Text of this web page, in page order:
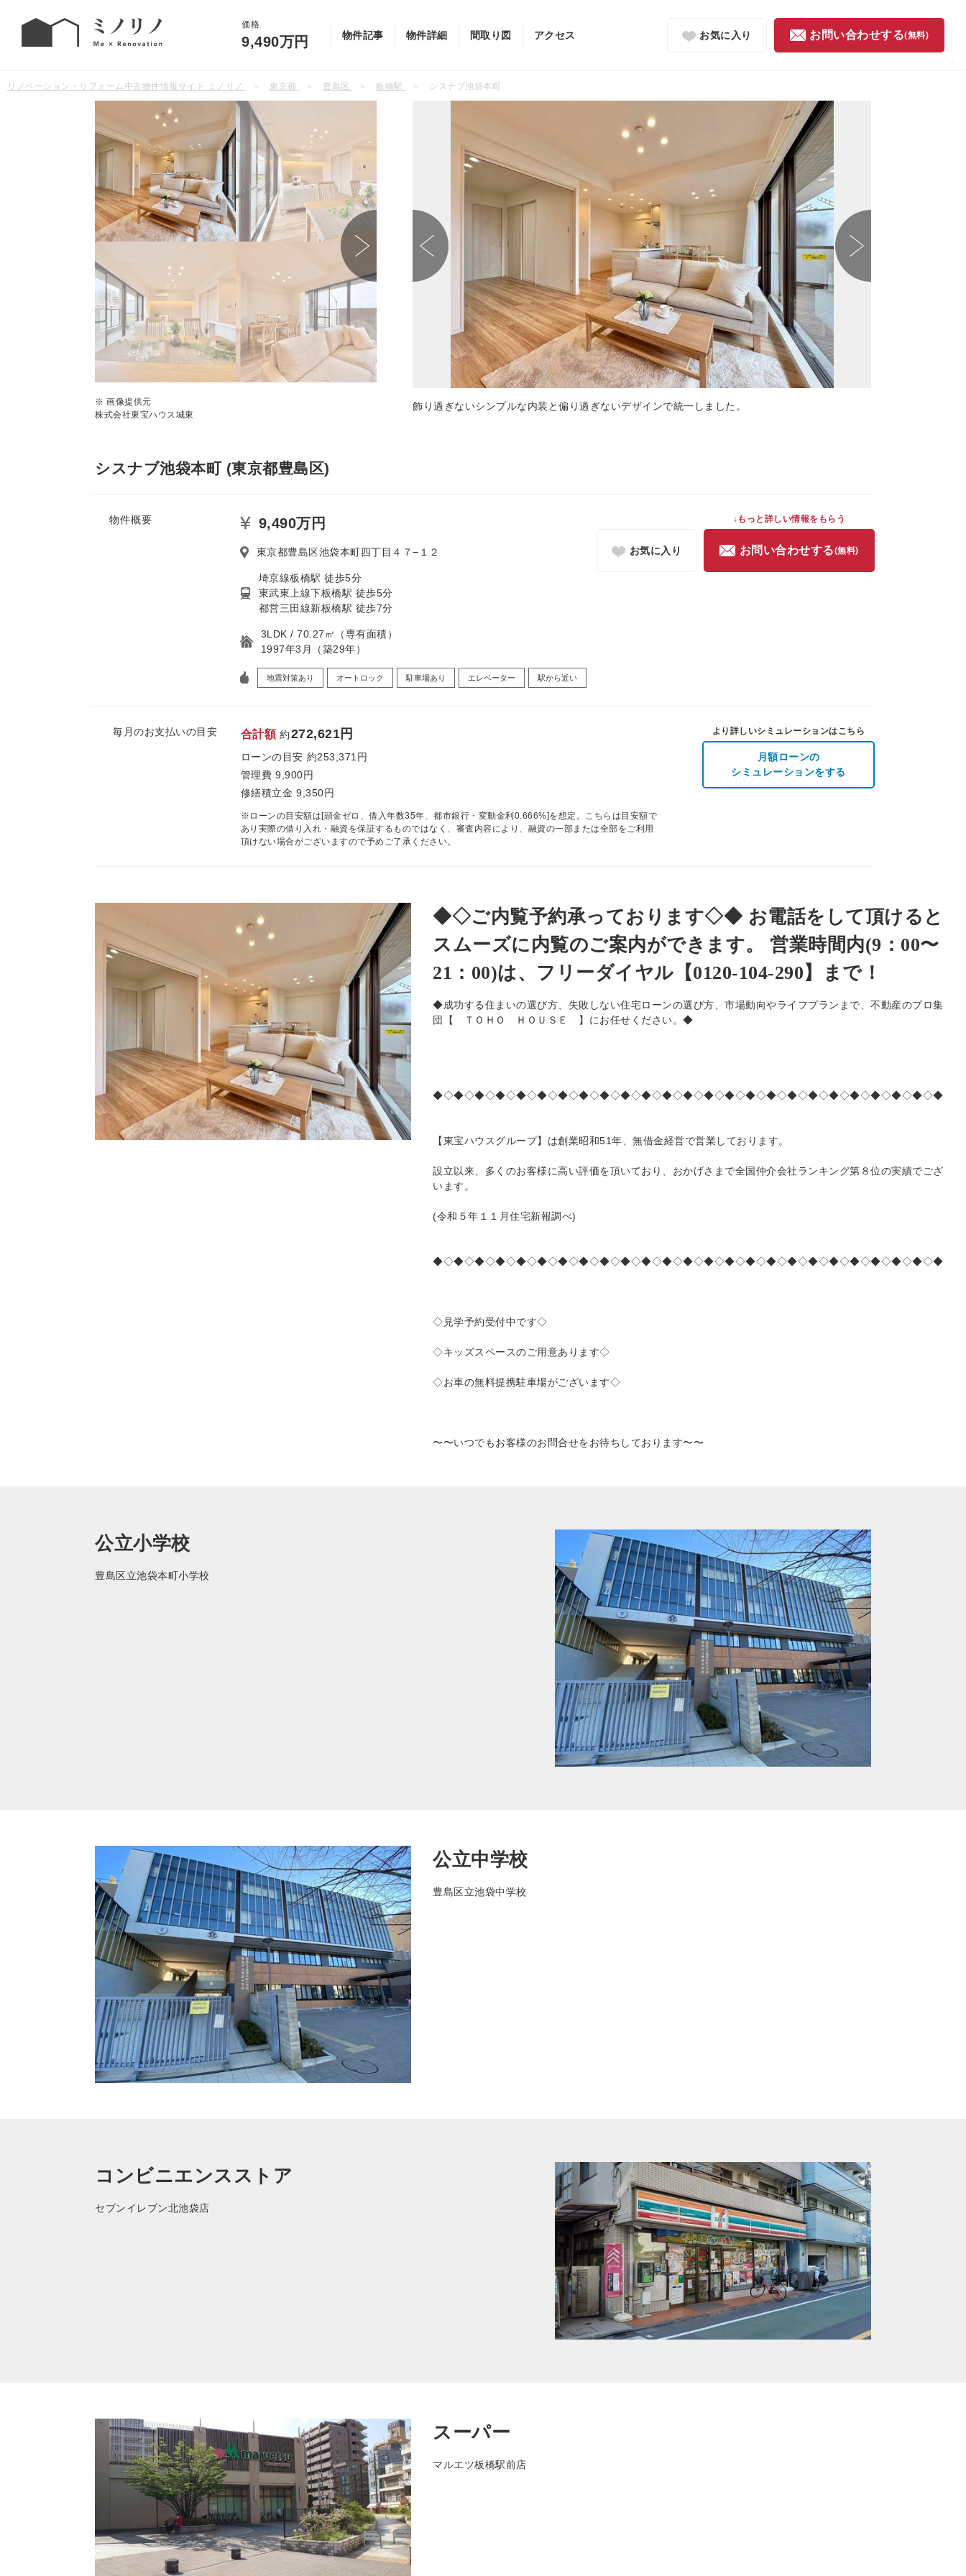
価格
9,490万円 物件記事 物件詳細 間取り図 アクセス お気に入り お問い合わせする(無料)
リノベーション・リフォーム中古物件情報サイト ミノリノ 東京都 豊島区 板橋駅 シスナブ池袋本町
飾り過ぎないシンプルな内装と偏り過ぎないデザインで統一しました。
※ 画像提供元
株式会社東宝ハウス城東
シスナブ池袋本町 (東京都豊島区)
物件概要 9,490万円
東京都豊島区池袋本町四丁目４７−１２
埼京線板橋駅 徒歩5分
東武東上線下板橋駅 徒歩5分
都営三田線新板橋駅 徒歩7分
3LDK / 70.27㎡（専有面積）
1997年3月（築29年）
地震対策あり オートロック 駐車場あり エレベーター 駅から近い
お気に入り
↓もっと詳しい情報をもらう
お問い合わせする(無料)
毎月のお支払いの目安 合計額 約272,621円
ローンの目安 約253,371円
管理費 9,900円
修繕積立金 9,350円
※ローンの目安額は[頭金ゼロ、借入年数35年、都市銀行・変動金利0.666%]を想定。こちらは目安額で
あり実際の借り入れ・融資を保証するものではなく、審査内容により、融資の一部または全部をご利用
頂けない場合がございますので予めご了承ください。
より詳しいシミュレーションはこちら
月額ローンの
シミュレーションをする
◆◇ご内覧予約承っております◇◆ お電話をして頂けると
スムーズに内覧のご案内ができます。 営業時間内(9：00〜
21：00)は、フリーダイヤル【0120-104-290】まで！
◆成功する住まいの選び方、失敗しない住宅ローンの選び方、市場動向やライフプランまで、不動産のプロ集
団【 ＴＯＨＯ ＨＯＵＳＥ 】にお任せください。◆
◆◇◆◇◆◇◆◇◆◇◆◇◆◇◆◇◆◇◆◇◆◇◆◇◆◇◆◇◆◇◆◇◆◇◆◇◆◇◆◇◆◇◆◇◆◇◆◇◆
【東宝ハウスグループ】は創業昭和51年、無借金経営で営業しております。
設立以来、多くのお客様に高い評価を頂いており、おかげさまで全国仲介会社ランキング第８位の実績でござ
います。
(令和５年１１月住宅新報調べ)
◆◇◆◇◆◇◆◇◆◇◆◇◆◇◆◇◆◇◆◇◆◇◆◇◆◇◆◇◆◇◆◇◆◇◆◇◆◇◆◇◆◇◆◇◆◇◆◇◆
◇見学予約受付中です◇
◇キッズスペースのご用意あります◇
◇お車の無料提携駐車場がございます◇
〜〜いつでもお客様のお問合せをお待ちしております〜〜
公立小学校
豊島区立池袋本町小学校
公立中学校
豊島区立池袋中学校
コンビニエンスストア
セブンイレブン北池袋店
スーパー
マルエツ板橋駅前店